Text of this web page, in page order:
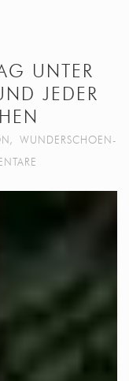
UNTER
JEDER
,
WUNDERSCHOEN-